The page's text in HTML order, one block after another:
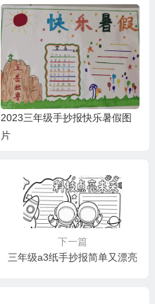
2023三年级手抄报快乐暑假图
片
下一篇
三年级a3纸手抄报简单又漂亮